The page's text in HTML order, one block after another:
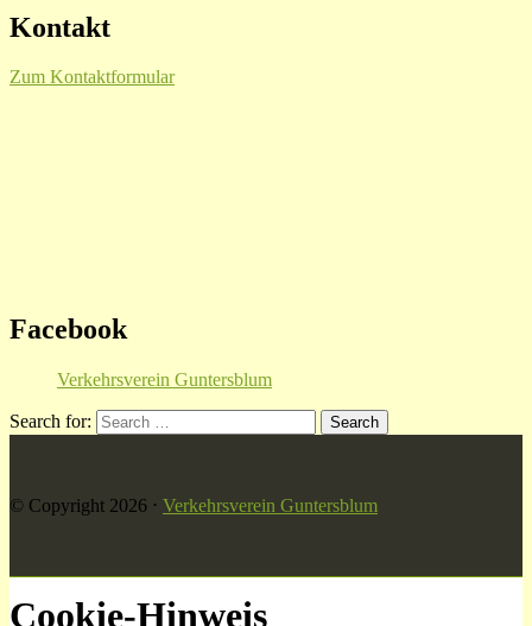
Kontakt
Zum Kontaktformular
Facebook
Verkehrsverein Guntersblum
Search for:
© Copyright 2026 ⋅ Verkehrsverein Guntersblum
Cookie-Hinweis